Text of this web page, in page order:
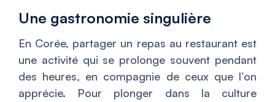
Une gastronomie singulière
En Corée, partager un repas au restaurant est
une activité qui se prolonge souvent pendant
des heures, en compagnie de ceux que l’on
apprécie. Pour plonger dans la culture